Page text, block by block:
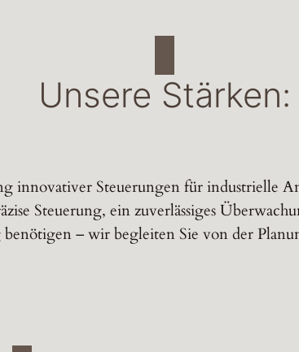
Unsere Stärken:
innovativer Steuerungen für industrielle
Steuerung, ein zuverlässiges
– wir begleiten Sie von der